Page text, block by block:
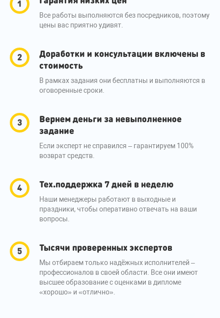
Все работы выполняются без посредников, поэтому
цены вас приятно удивят.
Доработки и консультации включены в
стоимость
В рамках задания они бесплатны и выполняются в
оговоренные сроки.
Вернем деньги за невыполненное
задание
Если эксперт не справился – гарантируем 100%
возврат средств.
Тех.поддержка 7 дней в неделю
Наши менеджеры работают в выходные и
праздники, чтобы оперативно отвечать на ваши
вопросы.
Тысячи проверенных экспертов
Мы отбираем только надёжных исполнителей –
профессионалов в своей области. Все они имеют
высшее образование с оценками в дипломе
«хорошо» и «отлично».